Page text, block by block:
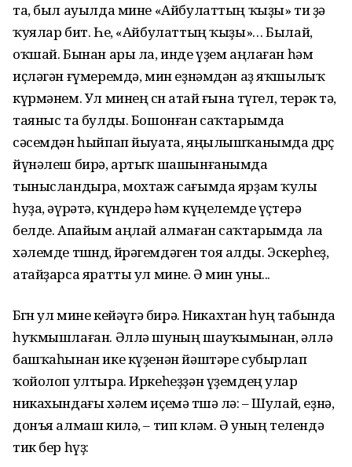
та, был ауылда мине «Айбулаттың ҡыҙы» ти ҙә
ҡуялар бит. Һе, «Айбулаттың ҡыҙы»… Былай,
оҡшай. Бынан ары ла, инде үҙем аңлаған һәм
иҫләгән ғүмеремдә, мин еҙнәмдән аҙ яҡшылыҡ
күрмәнем. Ул минең өсөн атай ғына түгел, терәк тә,
таяныс та булды. Бошонған саҡтарымда
сәсемдән һыйпап йыуата, яңылышҡанымда дөрөҫ
йүнәлеш бирә, артыҡ шашынғанымда
тынысландыра, мохтаж сағымда ярҙам ҡулы
һуҙа, әүрәтә, күндерә һәм күңелемде үҫтерә
белде. Апайым аңлай алмаған саҡтарымда ла
хәлемде төшөндө, йөрәгемдәген тоя алды. Эскерһеҙ,
атайҙарса яратты ул мине. Ә мин уны...
Бөгөн ул мине кейәүгә бирә. Никахтан һуң табында
һуҡмышлаған. Әллә шуның шауҡымынан, әллә
башҡаһынан ике күҙенән йәштәре субырлап
ҡойолоп ултыра. Иркеһеҙҙән үҙемдең улар
никахындағы хәлем иҫемә төшә лә: – Шулай, еҙнә,
донъя алмаш килә, – тип көләм. Ә уның телендә
тик бер һүҙ: